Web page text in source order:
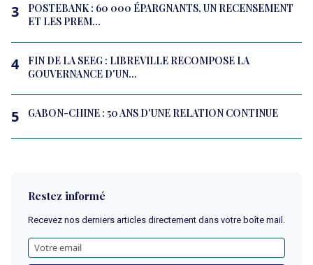
3
POSTEBANK : 60 000 ÉPARGNANTS, UN RECENSEMENT
ET LES PREM...
4
FIN DE LA SEEG : LIBREVILLE RECOMPOSE LA
GOUVERNANCE D'UN...
5 GABON-CHINE : 50 ANS D'UNE RELATION CONTINUE
Restez informé
Recevez nos derniers articles directement dans votre boîte mail.